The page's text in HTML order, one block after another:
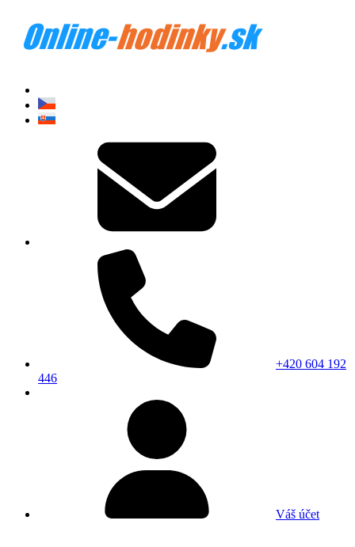
+420 604 192
446
Váš účet